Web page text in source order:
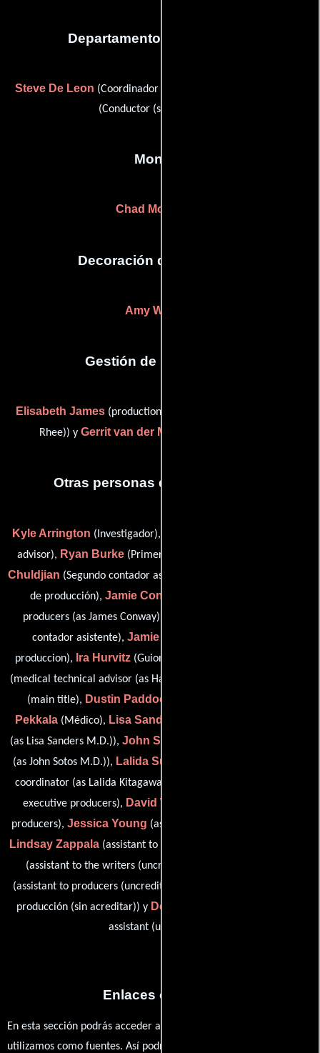
Departamento de transporte
Steve De Leon (Coordinador de transporte) y
(Conductor (sin acreditar))
Montaje
Chad Mochrie
Decoración de escenario
Amy Wells
Gestión de producción
Elisabeth James(production supervisor (as Elisabeth James
Rhee)) y Gerrit van der Meer
Otras personas que participaron
Kyle Arrington (Investigador),
advisor), Ryan Burke (Primer asistente de contador),
Chuldjian (Segundo contador asistente),
de producción), Jamie Conway
producers (as James Conway)),
contador asistente), Jamie Feldman
produccion),
Ira Hurvitz(Guionista supervisor),
(medical technical advisor (as Harley Liker M.D.)),
(main title), Dustin Paddock
Pekkala (Médico), Lisa Sanders
(as Lisa Sanders M.D.)), John Sotos
(as John Sotos M.D.)), Lalida Sujjavasin
coordinator (as Lalida Kitagawa)),
executive producers), David Wong
producers), Jessica Young (assistant to executive producers),
Lindsay Zappala (assistant to executive producers),
(assistant to the writers (uncredited)),
(assistant to producers (uncredited)),
producción (sin acreditar)) y Derek Oishi
assistant (uncredited))
Enlaces externos
En esta sección podrás acceder a los recursos externos que
utilizamos como fuentes. Así podrás chequear toda la